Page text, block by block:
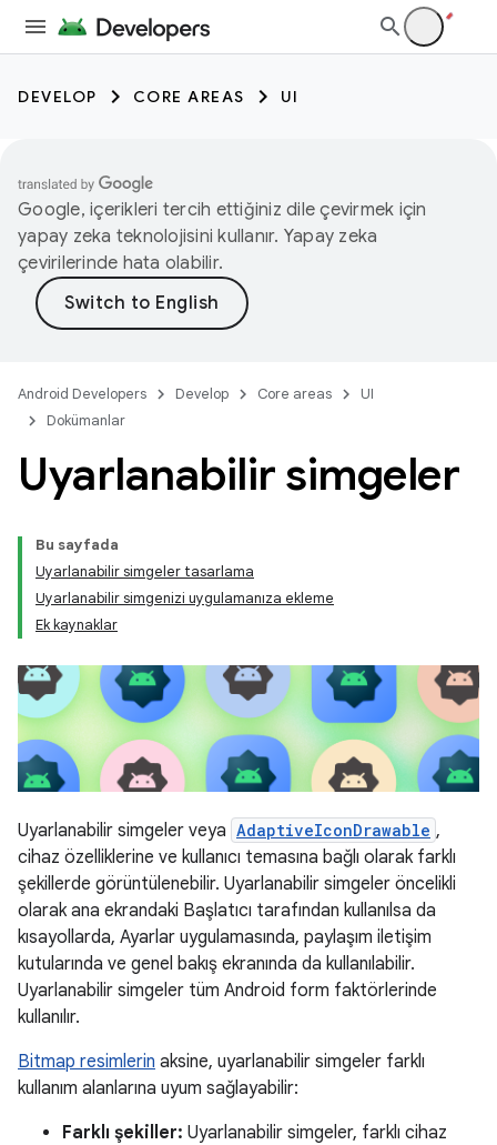
DEVELOP CORE AREAS UI
Google, içerikleri tercih ettiğiniz dile çevirmek için
yapay zeka teknolojisini kullanır. Yapay zeka
çevirilerinde hata olabilir.
Android Developers Develop Core areas
UI
Dokümanlar
Uyarlanabilir simgeler
Bu sayfada
Uyarlanabilir simgeler tasarlama
Uyarlanabilir simgenizi uygulamanıza ekleme
Ek kaynaklar
Uyarlanabilir simgeler veya AdaptiveIconDrawable ,
cihaz özelliklerine ve kullanıcı temasına bağlı olarak farklı
şekillerde görüntülenebilir. Uyarlanabilir simgeler öncelikli
olarak ana ekrandaki Başlatıcı tarafından kullanılsa da
kısayollarda, Ayarlar uygulamasında, paylaşım iletişim
kutularında ve genel bakış ekranında da kullanılabilir.
Uyarlanabilir simgeler tüm Android form faktörlerinde
kullanılır.
Bitmap resimlerin aksine, uyarlanabilir simgeler farklı
kullanım alanlarına uyum sağlayabilir:
Farklı şekiller: Uyarlanabilir simgeler, farklı cihaz